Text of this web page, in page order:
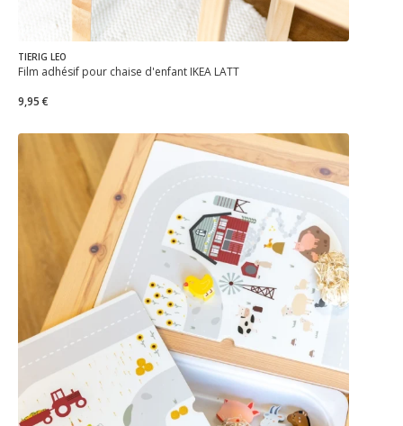
TIERIG LEO
Film adhésif pour chaise d'enfant IKEA LÄTT
9,95 €